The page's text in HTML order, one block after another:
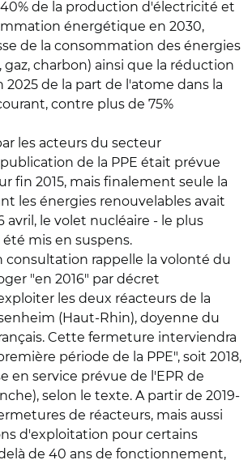
de la production d'électricité et
énergétique en 2030,
de la consommation des énergies
gaz, charbon) ainsi que la réduction
2025 de la part de l'atome dans la
contre plus de 75%
les acteurs du secteur
de la PPE était prévue
fin 2015, mais finalement seule la
les énergies renouvelables avait
avril, le volet nucléaire - le plus
mis en suspens.
consultation rappelle la volonté du
"en 2016" par décret
les deux réacteurs de la
(Haut-Rhin), doyenne du
Cette fermeture interviendra
période de la PPE", soit 2018,
en service prévue de l'EPR de
selon le texte. A partir de 2019-
de réacteurs, mais aussi
d'exploitation pour certains
de 40 ans de fonctionnement,